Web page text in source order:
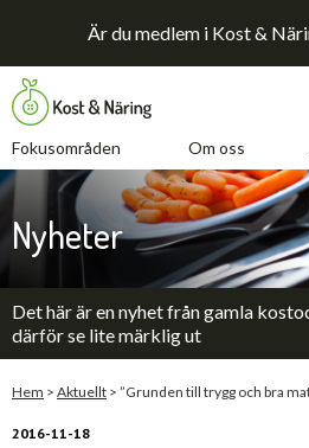
Är du medlem i Kost &
Fokusområden Om oss
Fokusområden
Om oss
Aktuellt
Bli medlem
Nyheter
Det här är en nyhet från gamla
därför se lite märklig ut
Hem > Aktuellt > ”Grunden till trygg och bra
2016-11-18